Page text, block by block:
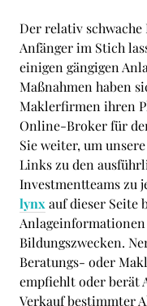
Der relativ
Anfänger im Stich
einigen gängigen
Maßnahmen haben
Maklerfirmen ihren
Online-Broker für
Sie weiter, um
Links zu den
Investmentteams zu
lynxauf dieser Seite
Bildungszwecken.
Beratungs- oder
empfiehlt oder berät
Verkauf bestimmter